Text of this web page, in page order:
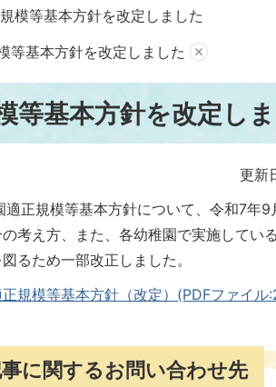
模等基本方針を改定しました
等基本方針を改定しました
等基本方針を改定し
更新
正規模等基本方針について、令和7年9
考え方、また、各幼稚園で実施してい
るため一部改正しました。
規模等基本方針（改定）(PDFファイル
に関するお問い合わせ先